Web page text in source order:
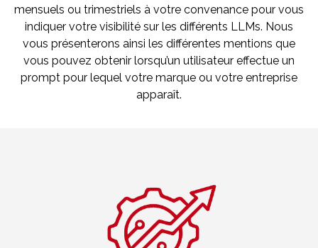
mensuels ou trimestriels à votre convenance pour vous
indiquer votre visibilité sur les différents LLMs. Nous
vous présenterons ainsi les différentes mentions que
vous pouvez obtenir lorsqu’un utilisateur effectue un
prompt pour lequel votre marque ou votre entreprise
apparaît.